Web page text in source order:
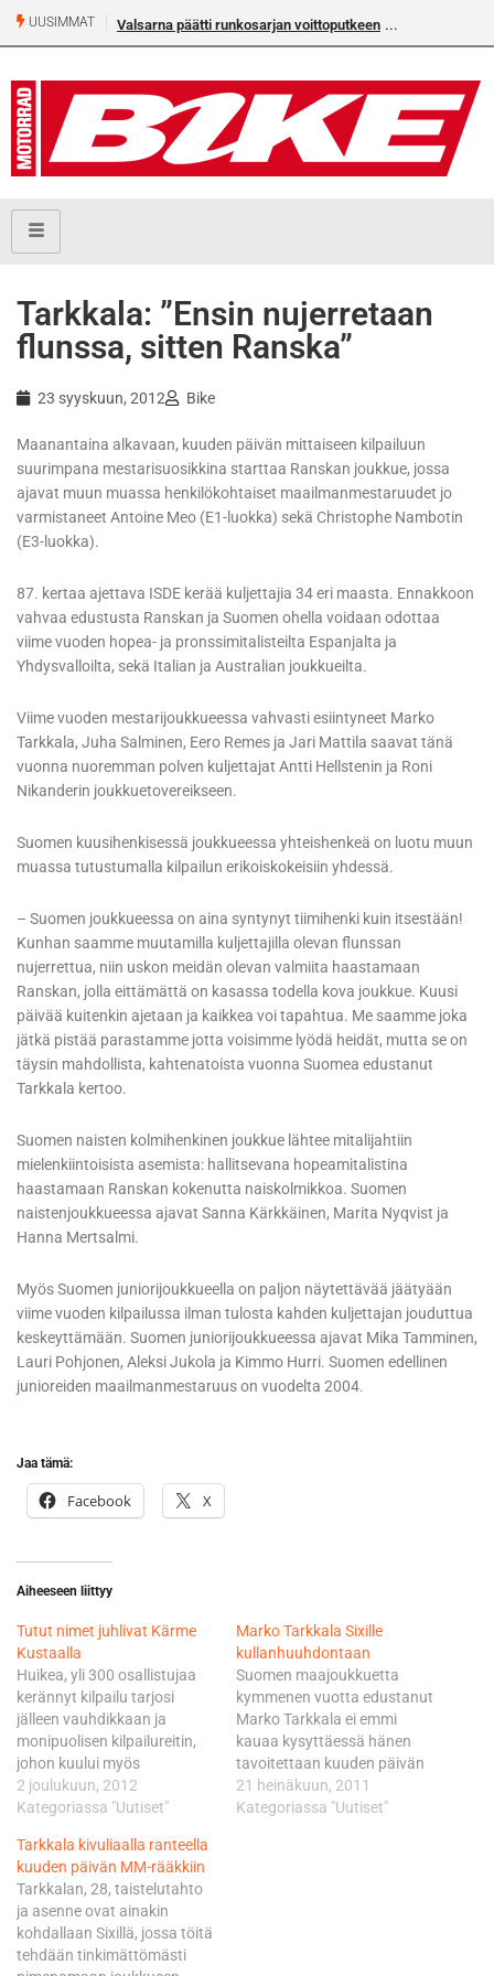
UUSIMMAT Valsarna päätti runkosarjan voittoputkeen
Tarkkala: ”Ensin nujerretaan
flunssa, sitten Ranska”
23 syyskuun, 2012 Bike
Maanantaina alkavaan, kuuden päivän mittaiseen kilpailuun
suurimpana mestarisuosikkina starttaa Ranskan joukkue, jossa
ajavat muun muassa henkilökohtaiset maailmanmestaruudet jo
varmistaneet Antoine Meo (E1-luokka) sekä Christophe Nambotin
(E3-luokka).
87. kertaa ajettava ISDE kerää kuljettajia 34 eri maasta. Ennakkoon
vahvaa edustusta Ranskan ja Suomen ohella voidaan odottaa
viime vuoden hopea- ja pronssimitalisteilta Espanjalta ja
Yhdysvalloilta, sekä Italian ja Australian joukkueilta.
Viime vuoden mestarijoukkueessa vahvasti esiintyneet Marko
Tarkkala, Juha Salminen, Eero Remes ja Jari Mattila saavat tänä
vuonna nuoremman polven kuljettajat Antti Hellstenin ja Roni
Nikanderin joukkuetovereikseen.
Suomen kuusihenkisessä joukkueessa yhteishenkeä on luotu muun
muassa tutustumalla kilpailun erikoiskokeisiin yhdessä.
– Suomen joukkueessa on aina syntynyt tiimihenki kuin itsestään!
Kunhan saamme muutamilla kuljettajilla olevan flunssan
nujerrettua, niin uskon meidän olevan valmiita haastamaan
Ranskan, jolla eittämättä on kasassa todella kova joukkue. Kuusi
päivää kuitenkin ajetaan ja kaikkea voi tapahtua. Me saamme joka
jätkä pistää parastamme jotta voisimme lyödä heidät, mutta se on
täysin mahdollista, kahtenatoista vuonna Suomea edustanut
Tarkkala kertoo.
Suomen naisten kolmihenkinen joukkue lähtee mitalijahtiin
mielenkiintoisista asemista: hallitsevana hopeamitalistina
haastamaan Ranskan kokenutta naiskolmikkoa. Suomen
naistenjoukkueessa ajavat Sanna Kärkkäinen, Marita Nyqvist ja
Hanna Mertsalmi.
Myös Suomen juniorijoukkueella on paljon näytettävää jäätyään
viime vuoden kilpailussa ilman tulosta kahden kuljettajan jouduttua
keskeyttämään. Suomen juniorijoukkueessa ajavat Mika Tamminen,
Lauri Pohjonen, Aleksi Jukola ja Kimmo Hurri. Suomen edellinen
junioreiden maailmanmestaruus on vuodelta 2004.
Jaa tämä:
Facebook X
Aiheeseen liittyy
Tutut nimet juhlivat Kärme
Kustaalla
Huikea, yli 300 osallistujaa
kerännyt kilpailu tarjosi
jälleen vauhdikkaan ja
monipuolisen kilpailureitin,
johon kuului myös
perinteikäs mäki.
Ykkösluokassa
Suzuki Finlandin Petteri
Silvan, Janne Suominen ja
Marko Leponiemi. Silvan ja
Suominen ovat pitäneet
muutaman vuoden taukoa
Kärme Kustaasta, mutta
2 joulukuun, 2012
Kategoriassa "Uutiset"
Marko Tarkkala Sixille
kullanhuuhdontaan
Suomen maajoukkuetta
kymmenen vuotta edustanut
Marko Tarkkala ei emmi
kauaa kysyttäessä hänen
tavoitettaan kuuden päivän
ajon, sixin, osalta: - Niin kuin
muinakin vuosina, kultaa
21 heinäkuun, 2011
Kategoriassa "Uutiset"
Tarkkala kivuliaalla ranteella
kuuden päivän MM-rääkkiin
Tarkkalan, 28, taistelutahto
ja asenne ovat ainakin
kohdallaan Sixillä, jossa töitä
tehdään tinkimättömästi